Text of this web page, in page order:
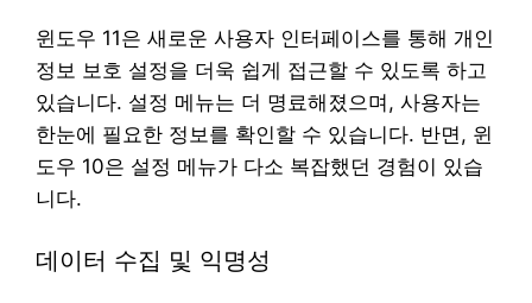
윈도우 11은 새로운 사용자 인터페이스를 통해 개인
정보 보호 설정을 더욱 쉽게 접근할 수 있도록 하고
있습니다. 설정 메뉴는 더 명료해졌으며, 사용자는
한눈에 필요한 정보를 확인할 수 있습니다. 반면, 윈
도우 10은 설정 메뉴가 다소 복잡했던 경험이 있습
니다.
데이터 수집 및 익명성